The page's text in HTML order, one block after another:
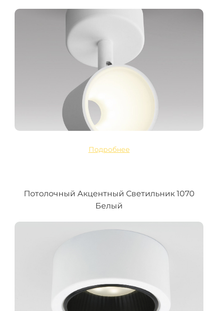
Подробнее
Потолочный Акцентный Светильник 1070
Белый